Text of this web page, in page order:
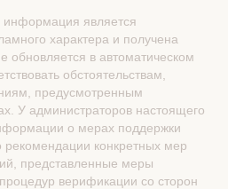
информация является
характера и получена
обновляется в автоматическом
обстоятельствам,
предусмотренным
У администраторов настоящего
о мерах поддержки
рекомендации конкретных мер
представленные меры
верификации со сторон